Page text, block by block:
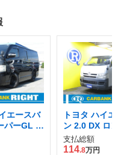
エースバ
パーGL ロ
トヨタ ハイ
ン 2.0 DX ロ
支払総額
114.8万円